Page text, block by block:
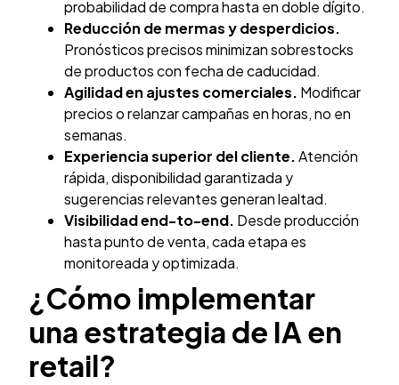
probabilidad de compra hasta en doble dígito.
Reducción de mermas y desperdicios.
Pronósticos precisos minimizan sobrestocks
de productos con fecha de caducidad.
Agilidad en ajustes comerciales. Modificar
precios o relanzar campañas en horas, no en
semanas.
Experiencia superior del cliente.Atención
rápida, disponibilidad garantizada y
sugerencias relevantes generan lealtad.
Visibilidad end-to-end. Desde producción
hasta punto de venta, cada etapa es
monitoreada y optimizada.
¿Cómo implementar
una estrategia de IA en
retail?